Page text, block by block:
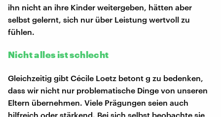
ihn nicht an ihre Kinder weitergeben, hätten aber
selbst gelernt, sich nur über Leistung wertvoll zu
fühlen.
Nicht alles ist schlecht
Gleichzeitig gibt Cécile Loetz betont g zu bedenken,
dass wir nicht nur problematische Dinge von unseren
Eltern übernehmen. Viele Prägungen seien auch
hilfreich oder stärkend. Bei sich selbst beobachte sie